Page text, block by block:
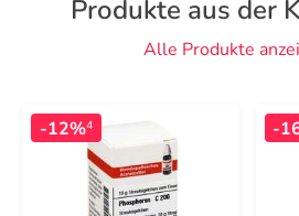
Produkte aus der
Alle Produkte
-12%4 -